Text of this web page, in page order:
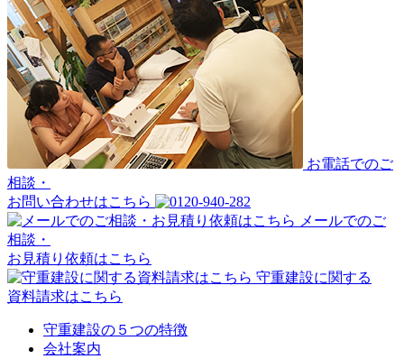
お電話でのご
相談・
お問い合わせはこちら
メールでのご
相談・
お見積り依頼はこちら
守重建設に関する
資料請求はこちら
守重建設の５つの特徴
会社案内